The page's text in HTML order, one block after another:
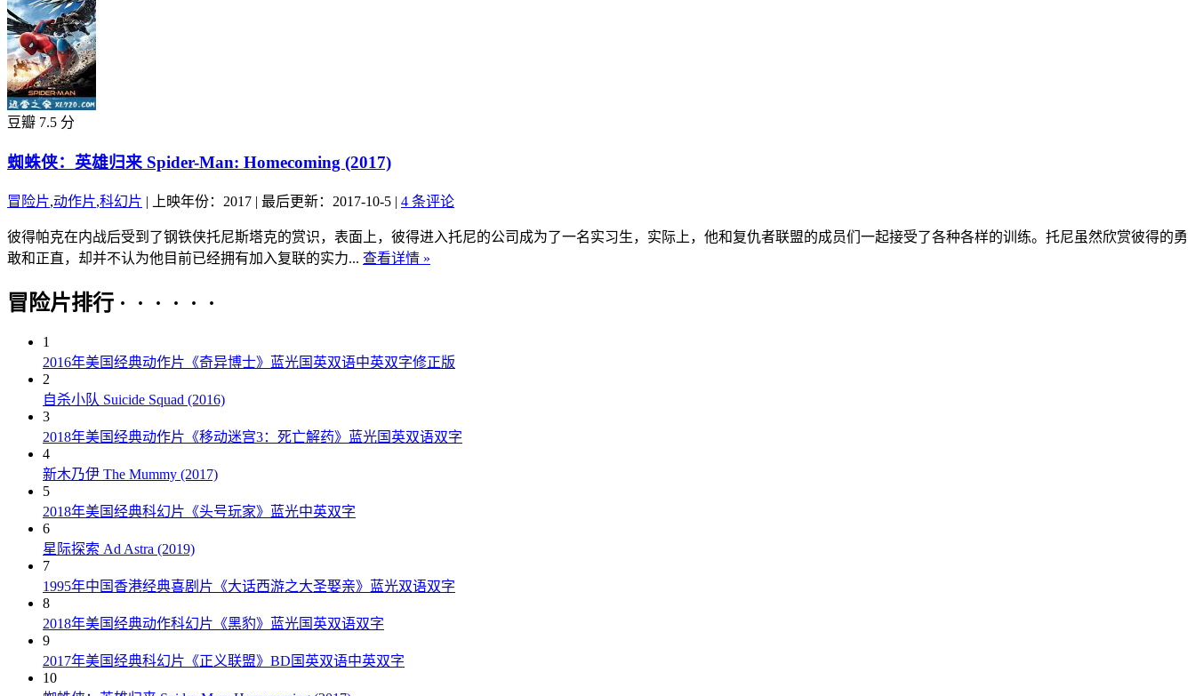
豆瓣 7.5 分
蜘蛛侠：英雄归来 Spider-Man: Homecoming (2017)
冒险片,动作片,科幻片 | 上映年份：2017 | 最后更新：2017-10-5 | 4 条评论
彼得帕克在内战后受到了钢铁侠托尼斯塔克的赏识，表面上，彼得进入托尼的公司成为了一名实习生，实际上，他和复仇者联盟的成员们一起接受了各种各样的训练。托尼虽然欣赏彼得的勇
敢和正直，却并不认为他目前已经拥有加入复联的实力... 查看详情 »
冒险片排行 · · · · · ·
1
2016年美国经典动作片《奇异博士》蓝光国英双语中英双字修正版
2
自杀小队 Suicide Squad (2016)
3
2018年美国经典动作片《移动迷宫3：死亡解药》蓝光国英双语双字
4
新木乃伊 The Mummy (2017)
5
2018年美国经典科幻片《头号玩家》蓝光中英双字
6
星际探索 Ad Astra (2019)
7
1995年中国香港经典喜剧片《大话西游之大圣娶亲》蓝光双语双字
8
2018年美国经典动作科幻片《黑豹》蓝光国英双语双字
9
2017年美国经典科幻片《正义联盟》BD国英双语中英双字
10